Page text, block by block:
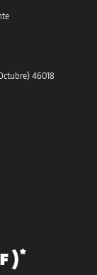
46018